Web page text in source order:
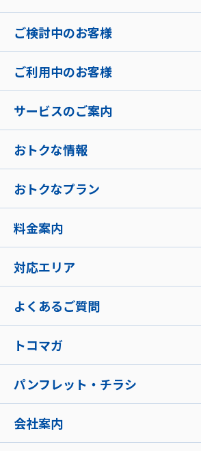
ご検討中のお客様
ご利用中のお客様
サービスのご案内
おトクな情報
おトクなプラン
料金案内
対応エリア
よくあるご質問
トコマガ
パンフレット・チラシ
会社案内